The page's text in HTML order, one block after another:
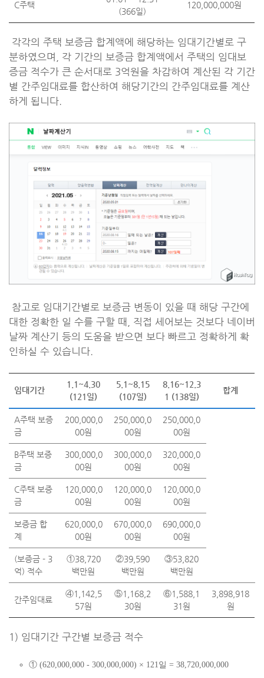
C주택
(366일)
120,000,000원
각각의 주택 보증금 합계액에 해당하는 임대기간별로 구
분하였으며, 각 기간의 보증금 합계액에서 주택의 임대보
증금 적수가 큰 순서대로 3억원을 차감하여 계산된 각 기간
별 간주임대료를 합산하여 해당기간의 간주임대료를 계산
하게 됩니다.
참고로 임대기간별로 보증금 변동이 있을 때 해당 구간에
대한 정확한 일 수를 구할 때, 직접 세어보는 것보다 네이버
날짜 계산기 등의 도움을 받으면 보다 빠르고 정확하게 확
인하실 수 있습니다.
임대기간
1.1~4.30
(121일)
5.1~8.15
(107일)
8.16~12.3
1 (138일)
합계
A주택 보증
금
200,000,0
00원
250,000,0
00원
250,000,0
00원
B주택 보증
금
300,000,0
00원
300,000,0
00원
320,000,0
00원
C주택 보증
금
120,000,0
00원
120,000,0
00원
120,000,0
00원
보증금 합
계
620,000,0
00원
670,000,0
00원
690,000,0
00원
(보증금 - 3
억) 적수
①38,720
백만원
②39,590
백만원
③53,820
백만원
간주임대료
④1,142,5
57원
⑤1,168,2
30원
⑥1,588,1
31원
3,898,918
원
1) 임대기간 구간별 보증금 적수
① (620,000,000 - 300,000,000) × 121일 = 38,720,000,000